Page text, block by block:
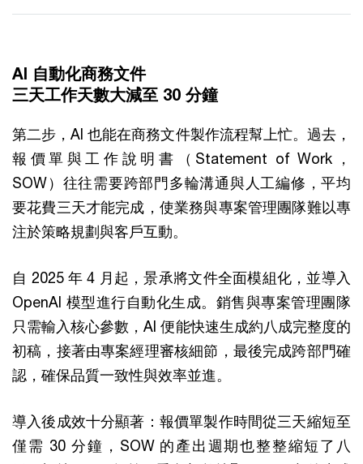
AI 自動化商務文件
三天工作天數大減至 30 分鐘
第二步，AI 也能在商務文件製作流程幫上忙。過去，
報價單與工作說明書（Statement of Work，
SOW）往往需要跨部門多輪溝通與人工編修，平均
要花費三天才能完成，使業務與專案管理團隊難以專
注於策略規劃與客戶互動。
自 2025 年 4 月起，景承將文件全面模組化，並導入
OpenAI 模型進行自動化生成。銷售與專案管理團隊
只需輸入核心參數，AI 便能快速生成約八成完整度的
初稿，接著由專案經理審核細節，最後完成跨部門確
認，確保品質一致性與效率並進。
導入後成效十分顯著：報價單製作時間從三天縮短至
僅需 30 分鐘，SOW 的產出週期也整整縮短了八